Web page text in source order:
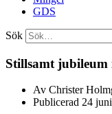
GDS
Sök
Stillsamt jubileum
Av Christer
Publicerad 24